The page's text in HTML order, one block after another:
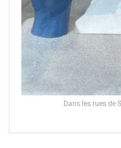
Dans les rues de